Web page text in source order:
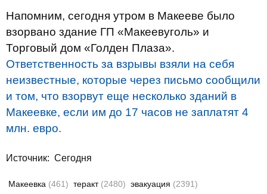
Напомним, сегодня утром в Макееве было
взорвано здание ГП «Макеевуголь» и
Торговый дом «Голден Плаза».
Ответственность за взрывы взяли на себя
неизвестные, которые через письмо сообщили
и том, что взорвут еще несколько зданий в
Макеевке, если им до 17 часов не заплатят 4
млн. евро.
Источник: Сегодня
Макеевка (461) теракт (2480) эвакуация (2391)